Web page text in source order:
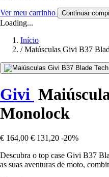
Ver meu carrinho Continuar
Loading...
Início
/ Maiúsculas Givi B37
Givi
Monolock
€ 164,00 € 131,20 -20%
Descubra o top case Givi B37
as suas aventuras de moto,